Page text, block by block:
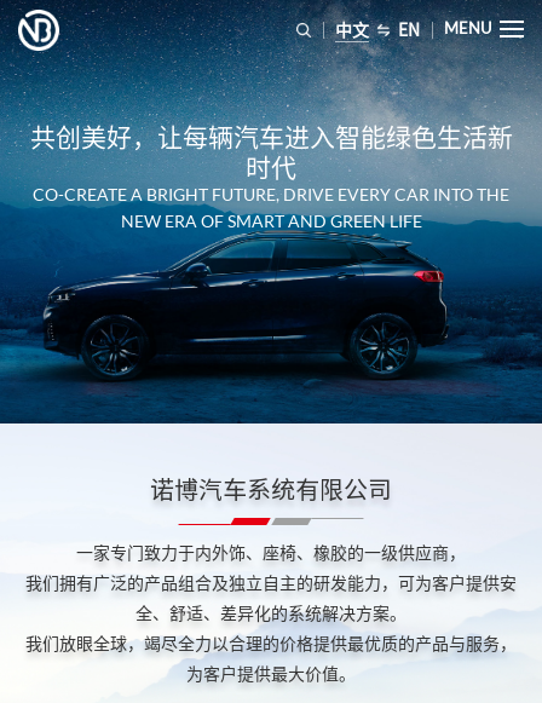
中文 EN MENU
共创美好，让每辆汽车进入智能绿色生活新
时代
CO-CREATE A BRIGHT FUTURE, DRIVE EVERY CAR INTO THE
NEW ERA OF SMART AND GREEN LIFE
诺博汽车系统有限公司
一家专门致力于内外饰、座椅、橡胶的一级供应商，
我们拥有广泛的产品组合及独立自主的研发能力，可为客户提供安
全、舒适、差异化的系统解决方案。
我们放眼全球，竭尽全力以合理的价格提供最优质的产品与服务，
为客户提供最大价值。